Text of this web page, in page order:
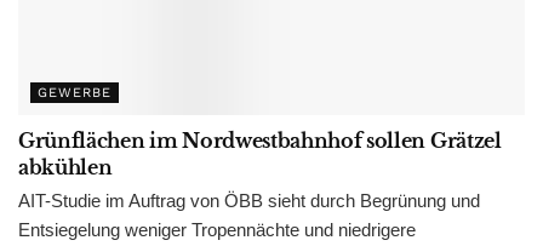
GEWERBE
Grünflächen im Nordwestbahnhof sollen Grätzel
abkühlen
AIT-Studie im Auftrag von ÖBB sieht durch Begrünung und
Entsiegelung weniger Tropennächte und niedrigere